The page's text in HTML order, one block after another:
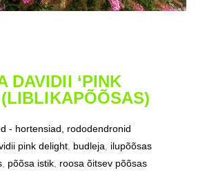
DAVIDII ‘PINK
(LIBLIKAPÕÕSAS)
- hortensiad, rododendronid
pink delight, budleja, ilupõõsas
, põõsa istik, roosa õitsev põõsas